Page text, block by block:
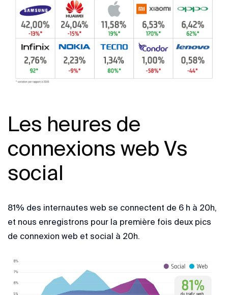
Les heures de
connexions web Vs
social
81% des internautes web se connectent de 6 h à 20h,
et nous enregistrons pour la première fois deux pics
de connexion web et social à 20h.